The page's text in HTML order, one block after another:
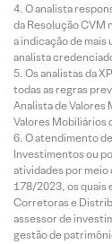
O analista
da Resolução CVM
a indicação de
analista
Os analistas da
todas as regras
Analista de Valores
Valores Mobiliários
O atendimento
Investimentos ou
atividades por meio
178/2023, os quais
Corretoras e
assessor de
gestão de